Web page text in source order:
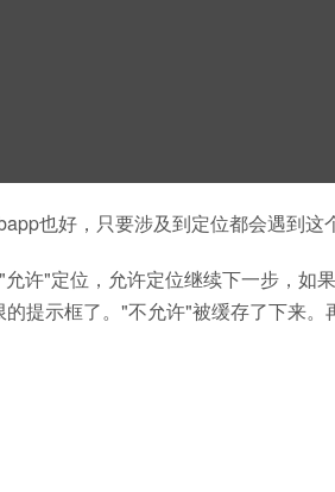
也好，只要涉及到定位都会遇到这
许"定位，允许定位继续下一步，如
提示框了。"不允许"被缓存了下来